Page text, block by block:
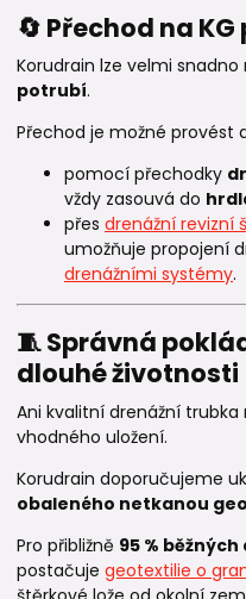
🔄 Přechod na
Korudrain lze velmi snadno
potrubí.
Přechod je možné provést
pomocí přechodky
vždy zasouvá do
přes drenážní revizní
umožňuje propojení
drenážními systémy.
🧵 Správná
dlouhé životnosti
Ani kvalitní drenážní
vhodného uložení.
Korudrain doporučujeme
obaleného netkanou
Pro přibližně 95 %
postačuje geotextilie o